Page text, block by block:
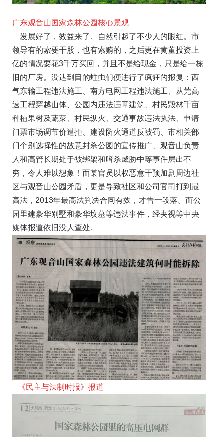
广东观音山国家森林公园核心景观
发展好了，效益来了。自然引起了不少人的眼红。市
领导有的索要干股，也有索贿的，之后更在黄董投资上
亿的情况要花3千万买回，并且不是给现金，只是给一栋
旧的厂房。没达到目的蛀虫们便进行了疯狂的报复：西
气东输工程违法施工、南方电网工程违法施工、从莞高
速工程穿越山体、公园内违法违章建筑、村民毁林千亩
种植果树及蔬菜、村民纵火、交通事故违法执法、申请
门票市场调节价遭拒、建设防火通道反被罚、市相关部
门个别选择性的故意封杀公园的宣传推广、观音山负责
人和高管长期处于被绑架和暗杀威胁中等事件层出不
穷，令人难以想象！而某官员以权恶意干预加剧周边社
区与观音山公园矛盾，更是导致社区和公司官司打到最
高法，2013年最高法判决合同有效，才告一段落。而公
园里建豪华别墅和豪华坟墓等违法事件，经央视等中央
媒体报道依旧没人查处。
《民主与法制时报》 报道